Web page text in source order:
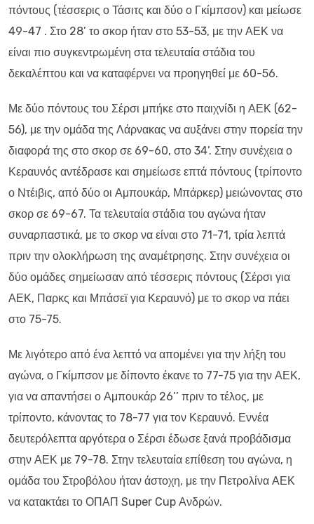
πόντους (τέσσερις ο Τάσιτς και δύο ο Γκίμπσον) και μείωσε
49-47 . Στο 28’ το σκορ ήταν στο 53-53, με την ΑΕΚ να
είναι πιο συγκεντρωμένη στα τελευταία στάδια του
δεκαλέπτου και να καταφέρνει να προηγηθεί με 60-56.
Με δύο πόντους του Σέρσι μπήκε στο παιχνίδι η ΑΕΚ (62-
56), με την ομάδα της Λάρνακας να αυξάνει στην πορεία την
διαφορά της στο σκορ σε 69-60, στο 34’. Στην συνέχεια ο
Κεραυνός αντέδρασε και σημείωσε επτά πόντους (τρίποντο
ο Ντέιβις, από δύο οι Αμπουκάρ, Μπάρκερ) μειώνοντας στο
σκορ σε 69-67. Τα τελευταία στάδια του αγώνα ήταν
συναρπαστικά, με το σκορ να είναι στο 71-71, τρία λεπτά
πριν την ολοκλήρωση της αναμέτρησης. Στην συνέχεια οι
δύο ομάδες σημείωσαν από τέσσερις πόντους (Σέρσι για
ΑΕΚ, Παρκς και Μπάσεϊ για Κεραυνό) με το σκορ να πάει
στο 75-75.
Με λιγότερο από ένα λεπτό να απομένει για την λήξη του
αγώνα, ο Γκίμπσον με δίποντο έκανε το 77-75 για την ΑΕΚ,
για να απαντήσει ο Αμπουκάρ 26’’ πριν το τέλος, με
τρίποντο, κάνοντας το 78-77 για τον Κεραυνό. Εννέα
δευτερόλεπτα αργότερα ο Σέρσι έδωσε ξανά προβάδισμα
στην ΑΕΚ με 79-78. Στην τελευταία επίθεση του αγώνα, η
ομάδα του Στροβόλου ήταν άστοχη, με την Πετρολίνα ΑΕΚ
να κατακτάει το ΟΠΑΠ Super Cup Ανδρών.